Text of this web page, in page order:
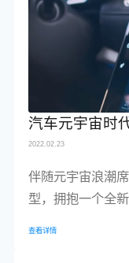
汽车元宇宙时
2022.02.23
伴随元宇宙浪潮
型，拥抱一个全新
查看详情